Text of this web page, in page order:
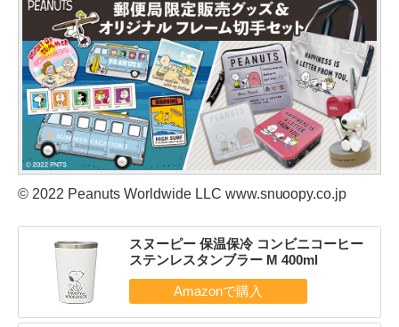
© 2022 Peanuts Worldwide LLC www.snuoopy.co.jp
スヌーピー 保温保冷 コンビニコーヒー
ステンレスタンブラー M 400ml